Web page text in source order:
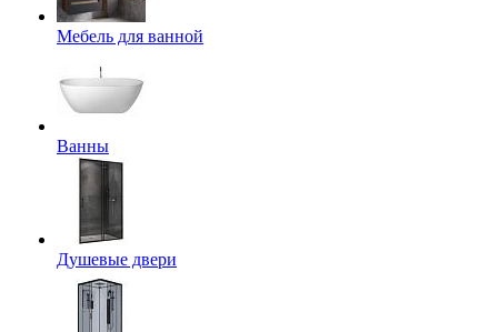
Мебель для ванной
Ванны
Душевые двери